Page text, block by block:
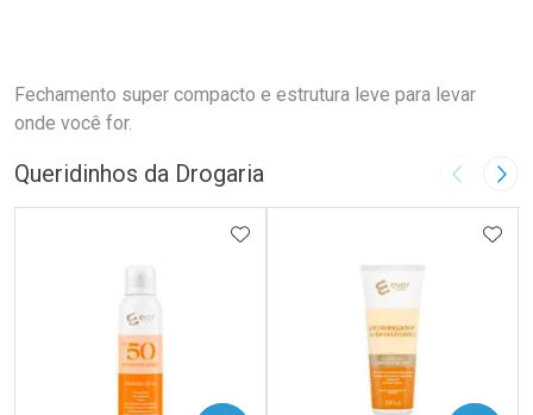
Fechamento super compacto e estrutura leve para levar
onde você for.
Queridinhos da Drogaria Imagem
ADICIONAR AOS FAVORITOS